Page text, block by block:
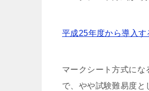
平成25年度から導入
マークシート方式に
で、やや試験難易度と